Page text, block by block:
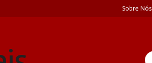
Sobre Nós